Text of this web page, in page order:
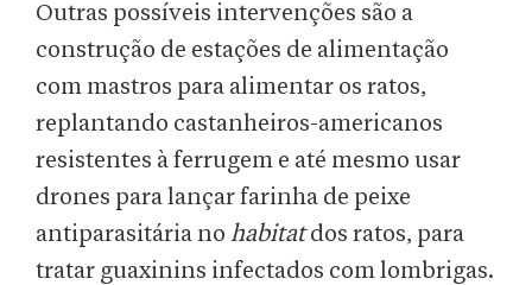
Outras possíveis intervenções são a
construção de estações de alimentação
com mastros para alimentar os ratos,
replantando castanheiros-americanos
resistentes à ferrugem e até mesmo usar
drones para lançar farinha de peixe
antiparasitária no habitatdos ratos, para
tratar guaxinins infectados com lombrigas.